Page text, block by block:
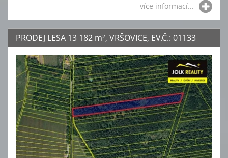
více informací...
PRODEJ LESA 13 182 m², VRŠOVICE, EV.Č.: 01133